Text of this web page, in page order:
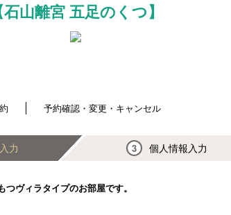
石山離宮 五足のくつ】
予約確認・変更・キャンセル
力 3 個人情報入力
ヴィラタイプのお部屋です。